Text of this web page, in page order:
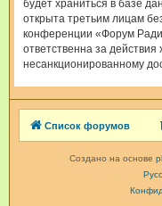
будет храниться в базе
открыта третьим лицам
конференции «Форум
ответственна за действия
несанкционированному
Список форумов
Создано на основе